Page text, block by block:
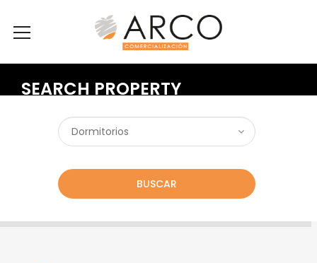
SEARCH PROPERTY
BUSCAR